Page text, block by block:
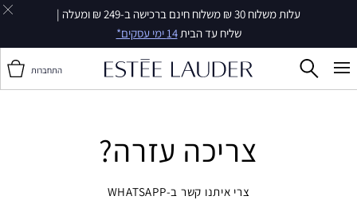
עלות משלוח 30 ₪ משלוח חינם ברכישה ב-249 ₪ ומעלה |
שליח עד הבית14 ימי עסקים*
התחברות
צריכה עזרה?
צרי איתנו קשר ב-WHATSAPP